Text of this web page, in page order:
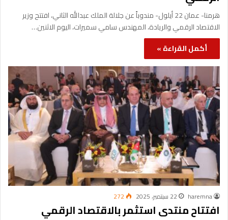
هرمنا- عمان 22 أيلول- مندوباً عن جلالة الملك عبدالله الثاني، افتتح وزير
الاقتصاد الرقمي والريادة، المهندس سامي سميرات، اليوم الاثنين…
أكمل القراءة »
haremna 22 سبتمبر، 2025 272
افتتاح منتدى استثمر بالاقتصاد الرقمي